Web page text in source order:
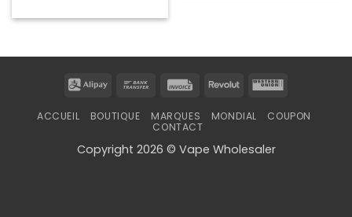
Alipay
Bank
Invoice RevolutWestern
ACCUEIL BOUTIQUE MARQUES MONDIAL
COUPON
CONTACT
Copyright 2026 © Vape Wholesaler